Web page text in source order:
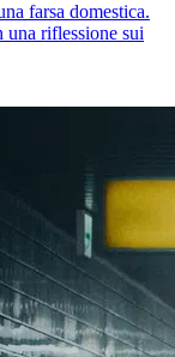
farsa domestica.
riflessione sui